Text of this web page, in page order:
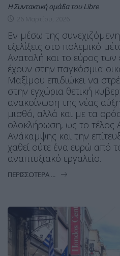
Η Συντακτική ομάδα του Libre
Εν μέσω της
εξελίξεις στο πολεμικό
Ανατολή και το εύρος
έχουν στην παγκόσμια
Μαξίμου επιδιώκει να
στην εγχώρια θετική
ανακοίνωση της νέας
μισθό, αλλά και με τα
ολοκλήρωση, ως το τέλος
Ανάκαμψης και την
χαθεί ούτε ένα ευρώ από
αναπτυξιακό εργαλείο.
ΠΕΡΙΣΣΌΤΕΡΑ ...